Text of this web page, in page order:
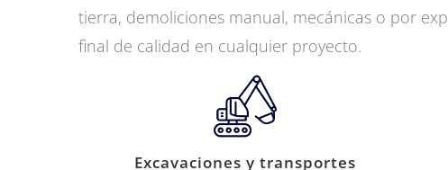
tierra, demoliciones manual, mecánicas o por
final de calidad en cualquier proyecto.
Excavaciones y transportes